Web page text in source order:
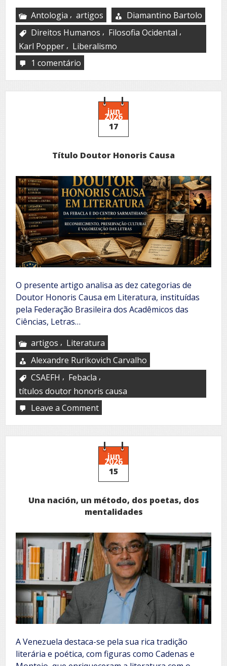
Antologia , artigos
Diamantino Bartolo
Direitos Humanos , Filosofia Ocidental ,
Karl Popper , Liberalismo
1 comentário
civilização
ocidental
jun
2026
17
Título Doutor Honoris Causa
O presente artigo analisa as dez categorias de
Doutor Honoris Causa em Literatura, instituídas
pela Federação Brasileira dos Acadêmicos das
Ciências, Letras…
artigos , Literatura
Alexandre Rurikovich Carvalho
CSAEFH , Febacla ,
títulos doutor honoris causa
Leave a Commenton
Doutor
Honoris
Causa
jun
2026
15
Una nación, un método, dos poetas, dos
mentalidades
A Venezuela destaca-se pela sua rica tradição
literária e poética, com figuras como Cadenas e